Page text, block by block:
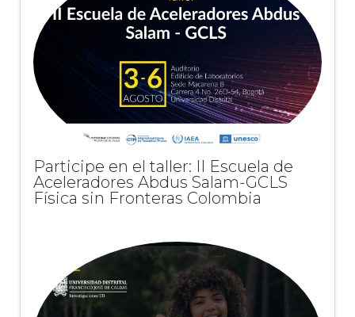
Participe en el taller: II Escuela de
Aceleradores Abdus Salam-GCLS
Física sin Fronteras Colombia